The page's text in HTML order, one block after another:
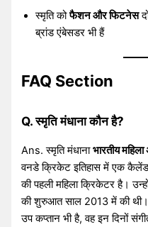
स्मृति कोफैशन और फिटनेस
ब्रांड एंबेसडर भी हैं
FAQ Section
Q. स्मृति मंधाना कौन है?
Ans. स्मृति मंधानाभारतीय
वनडे क्रिकेट इतिहास में एक
की पहली महिला क्रिकेटर है।
की शुरुआत साल 2013 में की थी।
उप कप्तान भी है, वह इन दिनों